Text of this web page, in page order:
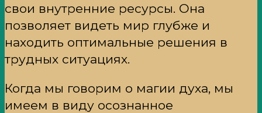
свои внутренние ресурсы. Она
позволяет видеть мир глубже и
находить оптимальные решения в
трудных ситуациях.
Когда мы говорим о магии духа, мы
имеем в виду осознанное